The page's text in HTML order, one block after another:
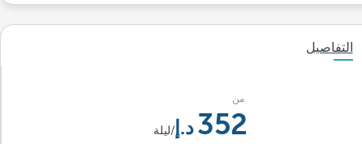
التفاصيل
من
352 /ليلة